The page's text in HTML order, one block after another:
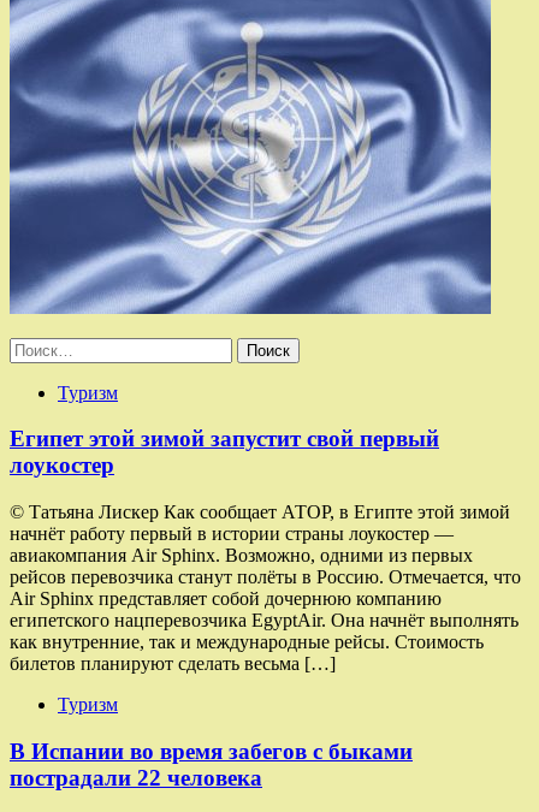
Найти:
Туризм
Египет этой зимой запустит свой первый
лоукостер
© Татьяна Лискер Как сообщает АТОР, в Египте этой зимой
начнёт работу первый в истории страны лоукостер —
авиакомпания Air Sphinx. Возможно, одними из первых
рейсов перевозчика станут полёты в Россию. Отмечается, что
Air Sphinx представляет собой дочернюю компанию
египетского нацперевозчика EgyptAir. Она начнёт выполнять
как внутренние, так и международные рейсы. Стоимость
билетов планируют сделать весьма […]
Туризм
В Испании во время забегов с быками
пострадали 22 человека